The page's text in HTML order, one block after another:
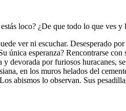
loco? ¿De que todo lo que ves
ver ni escuchar. Desesperado
única esperanza? Rencontrarse
devorada por furiosos huracanes,
en los muros helados del
abismos lo observan. Sus